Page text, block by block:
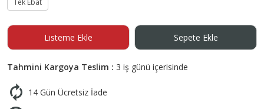
Listeme Ekle Sepete Ekle
Tahmini Kargoya Teslim : 3 iş günü içerisinde
14 Gün Ücretsiz İade